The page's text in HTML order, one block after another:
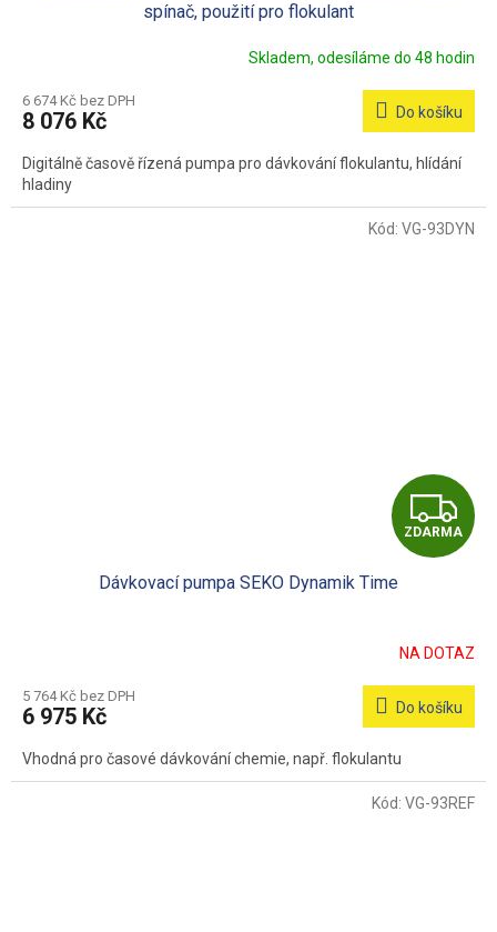
R
M
A
spínač, použití pro flokulant
Skladem, odesíláme do 48 hodin
6 674 Kč bez DPH
8 076 Kč Do košíku
Digitálně časově řízená pumpa pro dávkování flokulantu, hlídání
hladiny
Z
D
R
M
A
ZDARMA
Dávkovací pumpa SEKO Dynamik Time
NA DOTAZ
5 764 Kč bez DPH
6 975 Kč Do košíku
Vhodná pro časové dávkování chemie, např. flokulantu
Kód: VG-93DYN
Kód: VG-93REF